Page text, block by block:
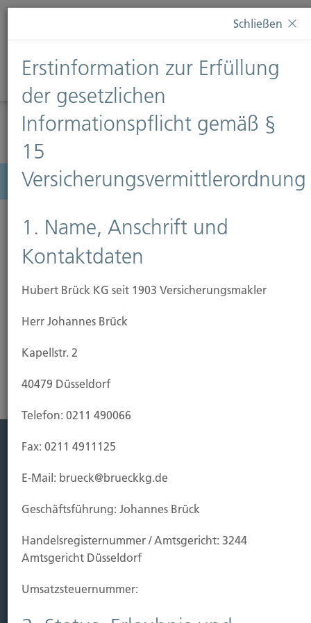
Diese Webseite verwendet Cookies. Wenn Sie weiterhin
Informationen finden Sie auf unserer SeiteDatenschutz
Diese Nachricht nicht erneut anzeigen
Menü
Schadenmeldung
unter 0211-490066 oder benutzen Sie unser
Vorsorgen
Immobilien Vers.
Kauf Grundstück
Baufertigstellung/Hauskauf
Schließen
Erstinformation zur Erfüllung
der gesetzlichen
Informationspflicht gemäß §
15
Versicherungsvermittlerordnung
1. Name, Anschrift und
Kontaktdaten
Hubert Brück KG seit 1903 Versicherungsmakler
Herr Johannes Brück
Kapellstr. 2
40479 Düsseldorf
Telefon: 0211 490066
Fax: 0211 4911125
E-Mail: brueck@brueckkg.de
Geschäftsführung: Johannes Brück
Handels­registernummer / Amtsgericht: 3244
Amtsgericht Düsseldorf
Umsatzsteuer­nummer: